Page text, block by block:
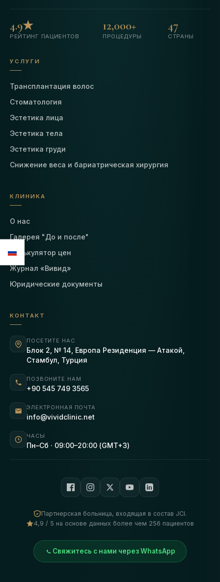
4.9★
РЕЙТИНГ ПАЦИЕНТОВ
12,000+
ПРОЦЕДУРЫ
47
СТРАНЫ
УСЛУГИ
Трансплантация волос
Стоматология
Эстетика лица
Эстетика тела
Эстетика груди
Снижение веса и бариатрическая хирургия
КЛИНИКА
О нас
Галерея "До и после"
Калькулятор цен
Журнал «Вивид»
Юридические документы
КОНТАКТ
ПОСЕТИТЕ НАС
Блок 2, № 14, Европа Резиденция — Атакой,
Стамбул, Турция
ПОЗВОНИТЕ НАМ
+90 545 749 3565
ЭЛЕКТРОННАЯ ПОЧТА
info@vividclinic.net
ЧАСЫ
Пн–Сб · 09:00–20:00 (GMT+3)
Партнерская больница, входящая в состав JCI.
4,9 / 5 на основе данных более чем 256 пациентов
Свяжитесь с нами через WhatsApp